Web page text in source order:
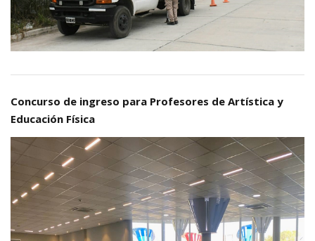
Concurso de ingreso para Profesores de Artística y
Educación Física